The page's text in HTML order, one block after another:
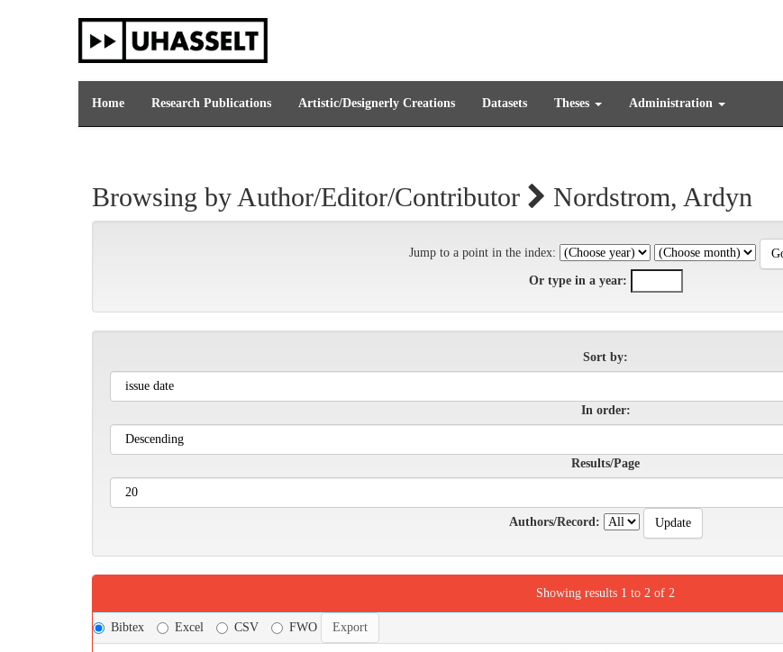
Home Research Publications Artistic/Designerly Creations Datasets Theses Administration
Browsing by Author/Editor/Contributor Nordstrom, Ardyn
Jump to a point in the index:
Or type in a year:
Sort by:
In order:
Results/Page
Authors/Record:
Showing results 1 to 2 of 2
Bibtex Excel CSV FWO